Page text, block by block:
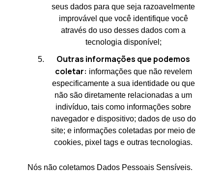
seus dados para que seja razoavelmente
improvável que você identifique você
através do uso desses dados com a
tecnologia disponível;
Outras informações que podemos
coletar: informações que não revelem
especificamente a sua identidade ou que
não são diretamente relacionadas a um
indivíduo, tais como informações sobre
navegador e dispositivo; dados de uso do
site; e informações coletadas por meio de
cookies, pixel tags e outras tecnologias.
Nós não coletamos Dados Pessoais Sensíveis.